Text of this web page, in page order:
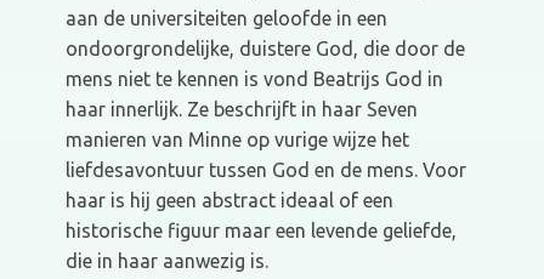
aan de universiteiten geloofde in een
ondoorgrondelijke, duistere God, die door de
mens niet te kennen is vond Beatrijs God in
haar innerlijk. Ze beschrijft in haar Seven
manieren van Minne op vurige wijze het
liefdesavontuur tussen God en de mens. Voor
haar is hij geen abstract ideaal of een
historische figuur maar een levende geliefde,
die in haar aanwezig is.